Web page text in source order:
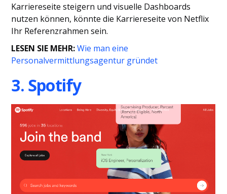
Karriereseite steigern und visuelle Dashboards
nutzen können, könnte die Karriereseite von Netflix
Ihr Referenzrahmen sein.
LESEN SIE MEHR: Wie man eine
Personalvermittlungsagentur gründet
3. Spotify